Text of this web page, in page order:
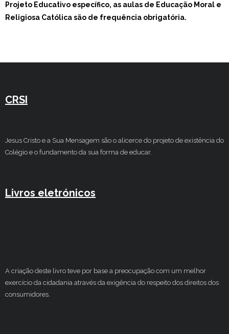
Projeto Educativo específico, as aulas de Educação Moral e
Religiosa Católica são de frequência obrigatória.
CRSI
Jesus Cristo e a Sua Mensagem são o alicerce do projeto de existência do
Colégio e o fundamento da sua forma de educar.
Livros eletrónicos
A criação deste livro teve por base a preocupação com um melhor
exercício da cidadania através da exigência do respeito dos direitos dos
consumidores.